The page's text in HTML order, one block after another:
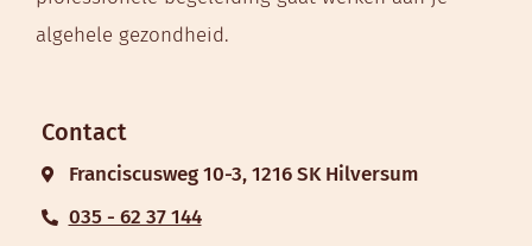
algehele gezondheid.
Contact
Franciscusweg 10-3, 1216 SK Hilversum
035 - 62 37 144